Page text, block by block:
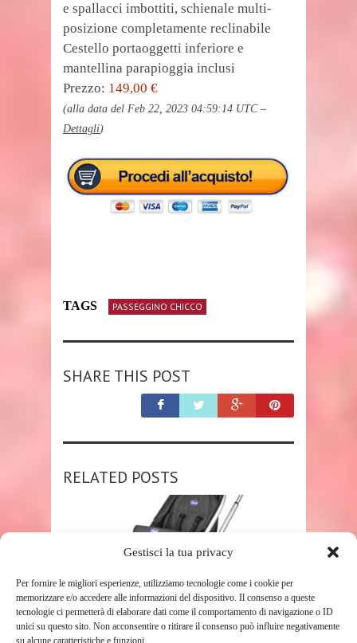
Gestisci la tua privacy
Per fornire le migliori esperienze, utilizziamo tecnologie come i cookie per
memorizzare e/o accedere alle informazioni del dispositivo. Il consenso a queste
tecnologie ci permetterà di elaborare dati come il comportamento di navigazione o ID
unici su questo sito. Non acconsentire o ritirare il consenso può influire negativamente
su alcune caratteristiche e funzioni.
e spallacci imbottiti, schienale multi-
posizione completamente reclinabile
Cestello portaoggetti inferiore e
mantellina parapioggia inclusi
Prezzo: 149,00 €
(alla data del Feb 22, 2023 04:59:14 UTC –
Dettagli)
TAGS PASSEGGINO CHICCO
SHARE THIS POST
RELATED POSTS
SHOP